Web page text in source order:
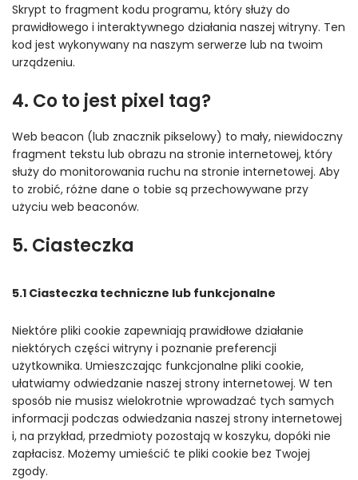
Skrypt to fragment kodu programu, który służy do
prawidłowego i interaktywnego działania naszej witryny. Ten
kod jest wykonywany na naszym serwerze lub na twoim
urządzeniu.
4. Co to jest pixel tag?
Web beacon (lub znacznik pikselowy) to mały, niewidoczny
fragment tekstu lub obrazu na stronie internetowej, który
służy do monitorowania ruchu na stronie internetowej. Aby
to zrobić, różne dane o tobie są przechowywane przy
użyciu web beaconów.
5. Ciasteczka
5.1 Ciasteczka techniczne lub funkcjonalne
Niektóre pliki cookie zapewniają prawidłowe działanie
niektórych części witryny i poznanie preferencji
użytkownika. Umieszczając funkcjonalne pliki cookie,
ułatwiamy odwiedzanie naszej strony internetowej. W ten
sposób nie musisz wielokrotnie wprowadzać tych samych
informacji podczas odwiedzania naszej strony internetowej
i, na przykład, przedmioty pozostają w koszyku, dopóki nie
zapłacisz. Możemy umieścić te pliki cookie bez Twojej
zgody.